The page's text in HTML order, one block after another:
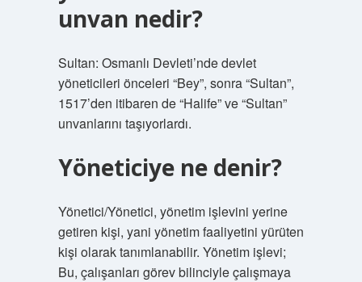
unvan nedir?
Sultan: Osmanlı Devleti’nde devlet
yöneticileri önceleri “Bey”, sonra “Sultan”,
1517’den itibaren de “Halife” ve “Sultan”
unvanlarını taşıyorlardı.
Yöneticiye ne denir?
Yönetici/Yönetici, yönetim işlevini yerine
getiren kişi, yani yönetim faaliyetini yürüten
kişi olarak tanımlanabilir. Yönetim işlevi;
Bu, çalışanları görev bilinciyle çalışmaya